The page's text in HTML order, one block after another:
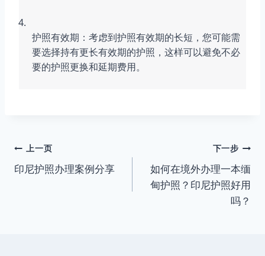
护照有效期：考虑到护照有效期的长短，您可能需
要选择持有更长有效期的护照，这样可以避免不必
要的护照更换和延期费用。
文
章
上一页
印尼护照办理案例分享
下一步
如何在境外办理一本缅
甸护照？印尼护照好用
吗？